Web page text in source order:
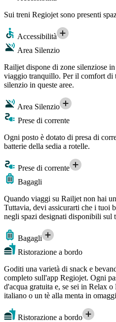
Sui treni Regiojet sono presenti
Accessibilità
Area Silenzio
Railjet dispone di zone silenziose
viaggio tranquillo. Per il comfort di
silenzio in queste aree.
Area Silenzio
Prese di corrente
Ogni posto è dotato di presa di
batterie della sedia a rotelle.
Prese di corrente
Bagagli
Quando viaggi su Railjet non hai
Tuttavia, devi assicurarti che i tuoi
negli spazi designati disponibili sul
Bagagli
Ristorazione a bordo
Goditi una varietà di snack e
completo sull'app Regiojet. Ogni
d'acqua gratuita e, se sei in Relax
italiano o un tè alla menta in
Ristorazione a bordo